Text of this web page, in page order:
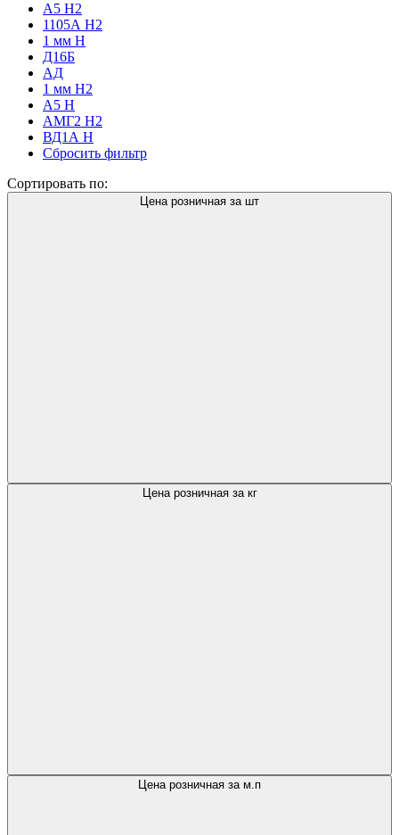
А5 Н2
1105А Н2
1 мм H
Д16Б
АД
1 мм Н2
А5 Н
АМГ2 Н2
ВД1А Н
Сбросить фильтр
Сортировать по:
Цена розничная за шт
Цена розничная за кг
Цена розничная за м.п